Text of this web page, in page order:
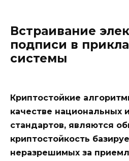
Встраивание
подписи в
системы
Криптостойкие
качестве национальных
стандартов, являются
криптостойкость
неразрешимых за